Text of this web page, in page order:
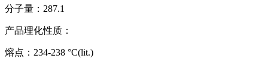
分子量：287.1
产品理化性质：
熔点：234-238 °C(lit.)